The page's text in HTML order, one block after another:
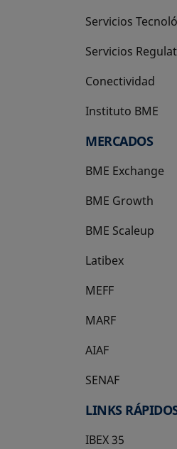
Servicios
Servicios
Conectividad
Instituto BME
se abre en una
MERCADOS
BME Exchange
BME Growth
se abre en una
BME Scaleup
se abre en una
Latibex
se abre en una
MEFF
se abre en una
MARF
AIAF
SENAF
LINKS
IBEX 35